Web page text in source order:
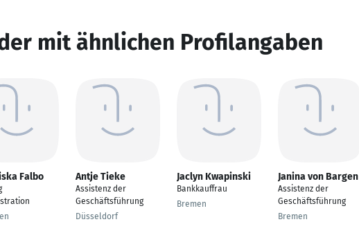
mit ähnlichen Profilangaben
Falbo Antje Tieke
Assistenz der
Geschäftsführung
Düsseldorf
Jaclyn Kwapinski
Bankkauffrau
Bremen
Janina von Bargen
Assistenz der
Geschäftsführung
Bremen